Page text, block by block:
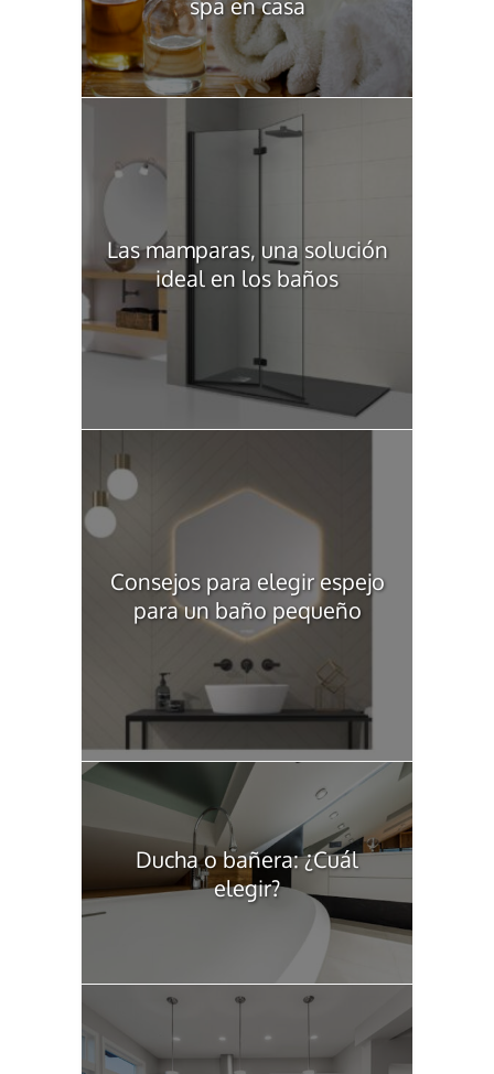
Las mamparas, una solución
ideal en los baños
Consejos para elegir espejo
para un baño pequeño
Ducha o bañera: ¿Cuál
elegir?